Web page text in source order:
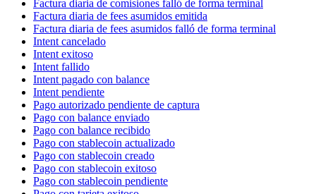
Factura diaria de comisiones falló de forma terminal
Factura diaria de fees asumidos emitida
Factura diaria de fees asumidos falló de forma terminal
Intent cancelado
Intent exitoso
Intent fallido
Intent pagado con balance
Intent pendiente
Pago autorizado pendiente de captura
Pago con balance enviado
Pago con balance recibido
Pago con stablecoin actualizado
Pago con stablecoin creado
Pago con stablecoin exitoso
Pago con stablecoin pendiente